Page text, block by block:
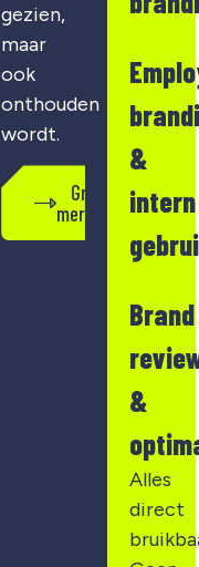
gezien,
maar
ook
onthouden
wordt.
Gratis
merkscan
&
intern
Brand
&
Alles
direct